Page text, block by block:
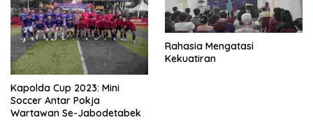
Kapolda Cup 2023: Mini
Soccer Antar Pokja
Wartawan Se-Jabodetabek
Rahasia Mengatasi
Kekuatiran